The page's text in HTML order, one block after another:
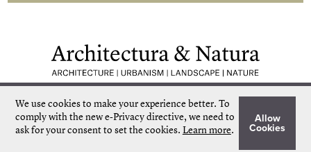
We use cookies to make your experience better. To
comply with the new e-Privacy directive, we need to
ask for your consent to set the cookies. Learn more.
Allow
Cookies
Quick delivery
Unique collection
Personal service
Our own stock
More than 50.000 titles
©Architectura & Natura2024 Terms & Conditions